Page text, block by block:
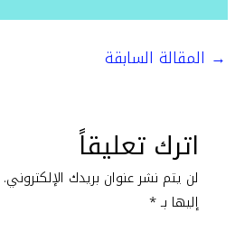
→ المقالة السابقة
اترك تعليقاً
لن يتم نشر عنوان بريدك الإلكتروني.
إليها بـ*